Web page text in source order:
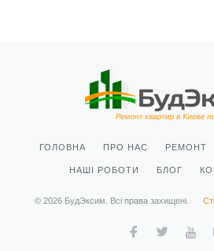
ГОЛОВНА ПРО НАС РЕМОНТ
НАШІ РОБОТИ БЛОГ
© 2026 БудЭксим. Всі права захищені.